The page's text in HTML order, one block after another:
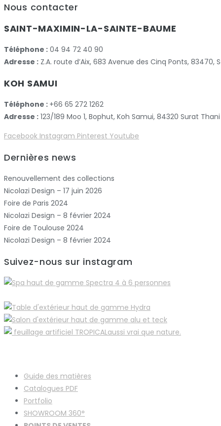
Nous contacter
SAINT-MAXIMIN-LA-SAINTE-BAUME
Téléphone : 04 94 72 40 90
Adresse : Z.A. route d’Aix, 683 Avenue des Cinq Ponts,
KOH SAMUI
Téléphone : +66 65 272 1262
Adresse : 123/189 Moo 1, Bophut, Koh Samui, 84320 Surat Thani
Facebook Instagram Pinterest Youtube
Dernières news
Renouvellement des collections
Nicolazi Design – 17 juin 2026
Foire de Paris 2024
Nicolazi Design – 8 février 2024
Foire de Toulouse 2024
Nicolazi Design – 8 février 2024
Suivez-nous sur instagram
Guide des matières
Catalogues PDF
Portfolio
SHOWROOM 360°